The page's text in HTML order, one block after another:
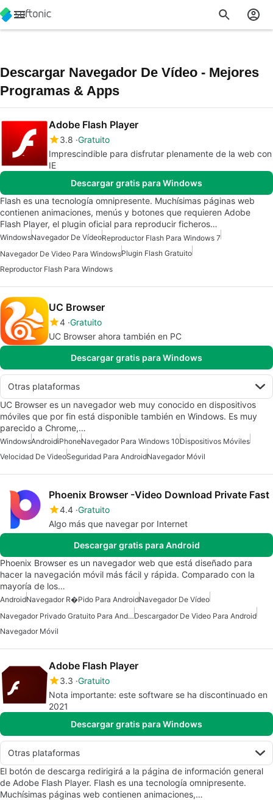
Descargar Navegador De Vídeo - Mejores
Programas & Apps
Adobe Flash Player
3.8 Gratuito
Imprescindible para disfrutar plenamente de la web con
IE
Descargar gratis para Windows
Flash es una tecnología omnipresente. Muchísimas páginas web
contienen animaciones, menús y botones que requieren Adobe
Flash Player, el plugin oficial para reproducir ficheros…
WindowsNavegador De VídeoReproductor Flash Para Windows 7
Navegador De Video Para WindowsPlugin Flash Gratuito
Reproductor Flash Para Windows
UC Browser
4 Gratuito
UC Browser ahora también en PC
Descargar gratis para Windows
Otras plataformas
UC Browser es un navegador web muy conocido en dispositivos
móviles que por fin está disponible también en Windows. Es muy
parecido a Chrome,…
WindowsAndroidiPhoneNavegador Para Windows 10Dispositivos Móviles
Velocidad De VideoSeguridad Para AndroidNavegador Móvil
Phoenix Browser -Video Download Private Fast
4.4 Gratuito
Algo más que navegar por Internet
Descargar gratis para Android
Phoenix Browser es un navegador web que está diseñado para
hacer la navegación móvil más fácil y rápida. Comparado con la
mayoría de los…
AndroidNavegador R�pido Para AndroidNavegador De Vídeo
Navegador Privado Gratuito Para AndroidDescargador De Video Para Android
Navegador Móvil
Adobe Flash Player
3.3 Gratuito
Nota importante: este software se ha discontinuado en
2021
Descargar gratis para Windows
Otras plataformas
El botón de descarga redirigirá a la página de información general
de Adobe Flash Player. Flash es una tecnología omnipresente.
Muchísimas páginas web contienen animaciones,…